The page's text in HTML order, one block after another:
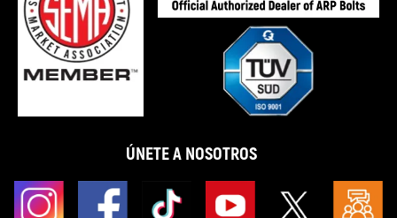
ÚNETE A NOSOTROS